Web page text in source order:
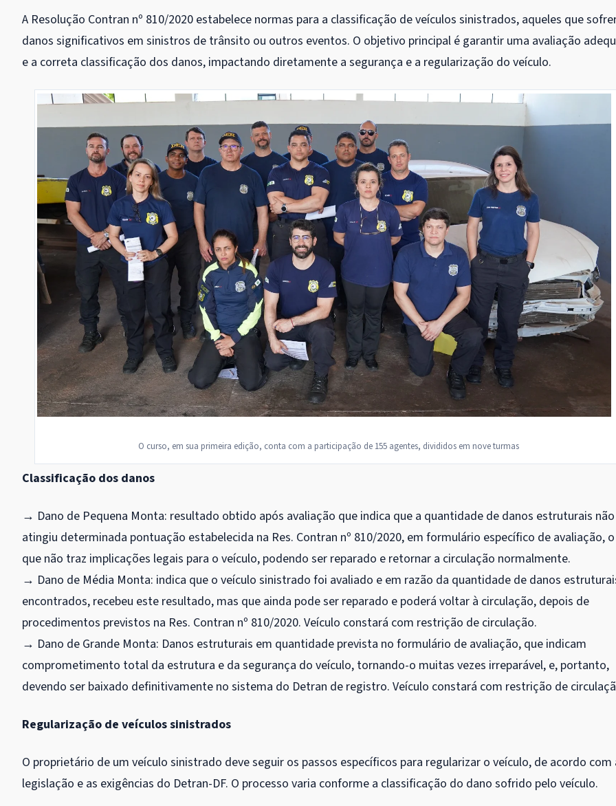
A Resolução Contran nº 810/2020 estabelece normas para a classificação de veículos sinistrados, aqueles que
danos significativos em sinistros de trânsito ou outros eventos. O objetivo principal é garantir uma avaliação
e a correta classificação dos danos, impactando diretamente a segurança e a regularização do veículo.
O curso, em sua primeira edição, conta com a participação de 155 agentes, divididos em nove turmas
Classificação dos danos
→ Dano de Pequena Monta: resultado obtido após avaliação que indica que a quantidade de danos estruturais não
atingiu determinada pontuação estabelecida na Res. Contran nº 810/2020, em formulário específico de avaliação, o
que não traz implicações legais para o veículo, podendo ser reparado e retornar a circulação normalmente.
→ Dano de Média Monta: indica que o veículo sinistrado foi avaliado e em razão da quantidade de danos
encontrados, recebeu este resultado, mas que ainda pode ser reparado e poderá voltar à circulação, depois de
procedimentos previstos na Res. Contran nº 810/2020. Veículo constará com restrição de circulação.
→ Dano de Grande Monta: Danos estruturais em quantidade prevista no formulário de avaliação, que indicam
comprometimento total da estrutura e da segurança do veículo, tornando-o muitas vezes irreparável, e, portanto,
devendo ser baixado definitivamente no sistema do Detran de registro. Veículo constará com restrição de
Regularização de veículos sinistrados
O proprietário de um veículo sinistrado deve seguir os passos específicos para regularizar o veículo, de acordo com
legislação e as exigências do Detran-DF. O processo varia conforme a classificação do dano sofrido pelo veículo.